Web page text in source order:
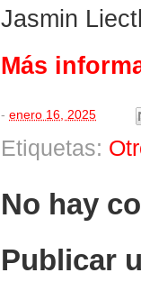
Jasmin
Más
- enero 16, 2025
Etiquetas:
No hay
Publicar